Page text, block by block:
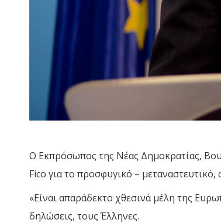
Ο Εκπρόσωπος της Νέας Δημοκρατίας,
Fico για το προσφυγικό –
«Είναι απαράδεκτο χθεσινά μέλη της
δηλώσεις, τους Έλληνες.